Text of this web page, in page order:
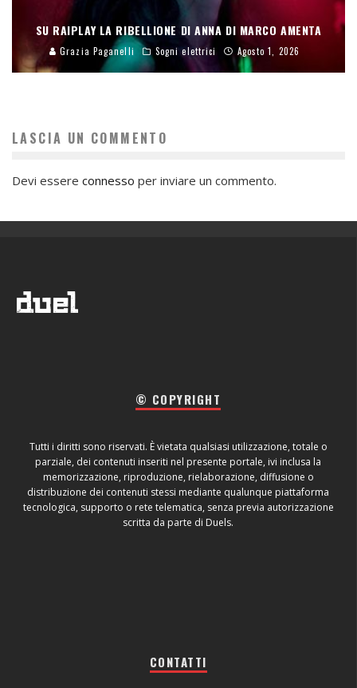
SU RAIPLAY LA RIBELLIONE DI ANNA DI MARCO AMENTA
Grazia Paganelli Sogni elettrici Agosto 1, 2026
LASCIA UN COMMENTO
Devi essere connesso per inviare un commento.
© COPYRIGHT
Tutti i diritti sono riservati. È vietata qualsiasi utilizzazione, totale o
parziale, dei contenuti inseriti nel presente portale, ivi inclusa la
memorizzazione, riproduzione, rielaborazione, diffusione o
distribuzione dei contenuti stessi mediante qualunque piattaforma
tecnologica, supporto o rete telematica, senza previa autorizzazione
scritta da parte di Duels.
CONTATTI